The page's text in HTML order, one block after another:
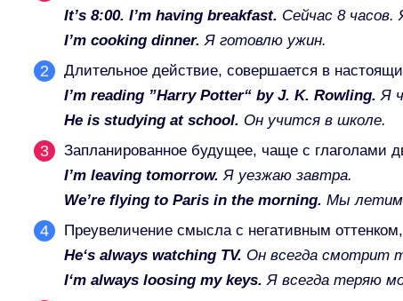
It’s 8:00. I’m having breakfast. Сейчас 8 часов.
I’m cooking dinner.Я готовлю ужин.
Длительное действие, совершается в
I’m reading ”Harry Potter“ byJ. K. Rowling.Я
He is studying at school. Он учится в школе.
Запланированное будущее, чаще с глаголами
I’m leaving tomorrow. Я уезжаю завтра.
We’re flying to Paris in the morning. Мы летим
Преувеличение смысла с негативным
He‘s always watching TV. Он всегда смотрит
I‘m always loosing my keys. Я всегда теряю